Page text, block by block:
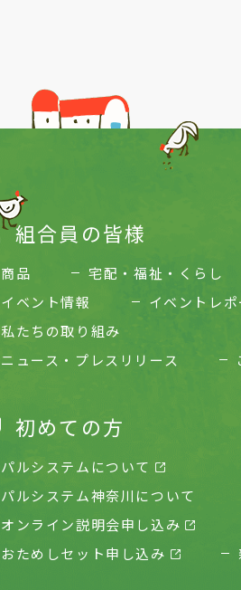
組合員の皆様
商品
宅配・福祉・くらし
イベント情報
イベントレポ
私たちの取り組み
ニュース・プレスリリース
初めての方
パルシステムについて
パルシステム神奈川について
オンライン説明会申し込み
おためしセット申し込み